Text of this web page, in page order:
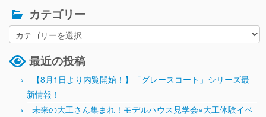
カテゴリー
最近の投稿
【8月1日より内覧開始！】「グレースコート」シリーズ最
新情報！
未来の大工さん集まれ！モデルハウス見学会×大工体験イベ